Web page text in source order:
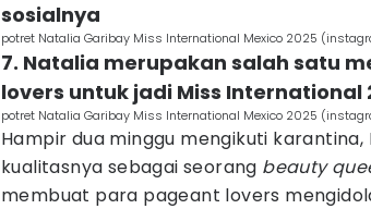
sosialnya
potret Natalia Garibay Miss International Mexico 2025
7. Natalia merupakan salah satu
lovers untuk jadi Miss International
potret Natalia Garibay Miss International Mexico 2025
Hampir dua minggu mengikuti
kualitasnya sebagai seorang beauty
membuat para pageant lovers